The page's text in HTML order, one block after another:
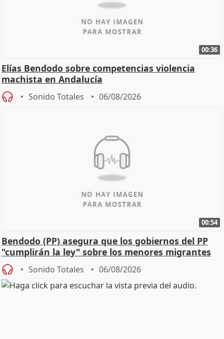
00:36
Elías Bendodo sobre competencias violencia
machista en Andalucía
Sonido Totales 06/08/2026
00:54
Bendodo (PP) asegura que los gobiernos del PP
"cumplirán la ley" sobre los menores migrantes
Sonido Totales 06/08/2026